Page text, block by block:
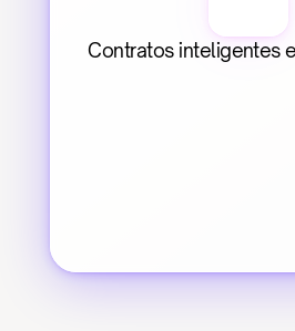
Contratos inteligentes